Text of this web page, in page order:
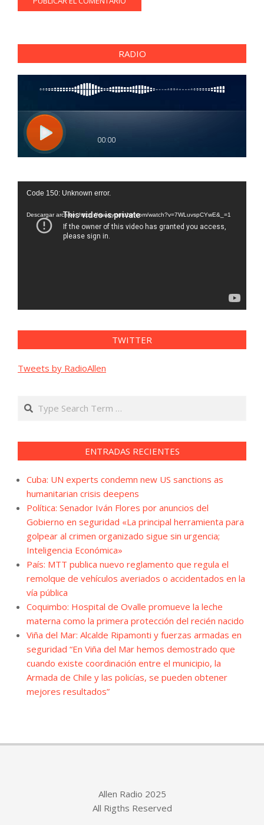
RADIO
Reproductor
vídeo
Code 150: Unknown error.
Descargar archivo: https://www.youtube.com/watch?v=7WLuvspCYwE&_=1
TWITTER
Tweets by RadioAllen
Search
ENTRADAS RECIENTES
Cuba: UN experts condemn new US sanctions as
humanitarian crisis deepens
Política: Senador Iván Flores por anuncios del
Gobierno en seguridad «La principal herramienta para
golpear al crimen organizado sigue sin urgencia;
Inteligencia Económica»
País: MTT publica nuevo reglamento que regula el
remolque de vehículos averiados o accidentados en la
vía pública
Coquimbo: Hospital de Ovalle promueve la leche
materna como la primera protección del recién nacido
Viña del Mar: Alcalde Ripamonti y fuerzas armadas en
seguridad “En Viña del Mar hemos demostrado que
cuando existe coordinación entre el municipio, la
Armada de Chile y las policías, se pueden obtener
mejores resultados”
Allen Radio 2025
All Rigths Reserved